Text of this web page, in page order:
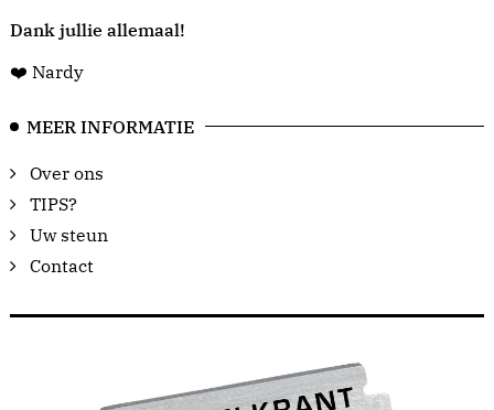
Dank jullie allemaal!
❤️ Nardy
MEER INFORMATIE
Over ons
TIPS?
Uw steun
Contact